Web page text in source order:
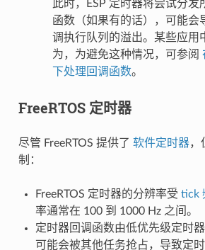
此时，ESP 定时器将尝试分发
函数（如果有的话），可能会
调执行队列的溢出。某些应用
为，为避免这种情况，可参阅
下处理回调函数。
FreeRTOS 定时器
尽管 FreeRTOS 提供了 软件定时器，
制：
FreeRTOS 定时器的分辨率受 tick
率通常在 100 到 1000 Hz 之间。
定时器回调函数由低优先级定时
可能会被其他任务抢占，导致定